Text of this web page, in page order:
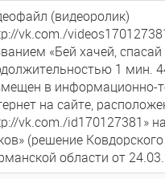
(видеоролик)
vk.com./
«Бей хачей,
1 мин.
в информационно-
на сайте,
vk.com./id170127381»
(решение Ковдорского
области от